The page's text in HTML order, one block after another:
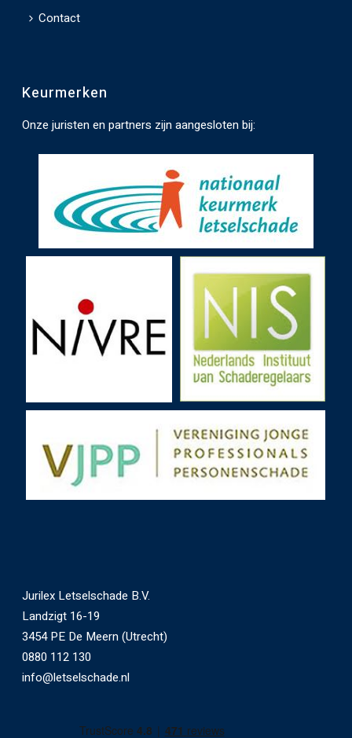
e
.
Contact
Keurmerken
Onze juristen en partners zijn aangesloten bij:
Jurilex Letselschade B.V.
Landzigt 16-19
3454 PE De Meern (Utrecht)
0880 112 130
info@letselschade.nl